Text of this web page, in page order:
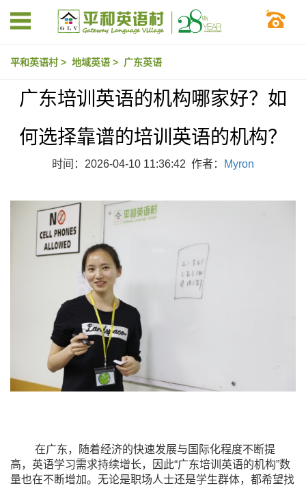
平和英语村 > 地域英语 > 广东英语
广东培训英语的机构哪家好？如
何选择靠谱的培训英语的机构？
时间：2026-04-10 11:36:42 作者： Myron
在广东，随着经济的快速发展与国际化程度不断提
高，英语学习需求持续增长，因此“广东培训英语的机构”数
量也在不断增加。无论是职场人士还是学生群体，都希望找